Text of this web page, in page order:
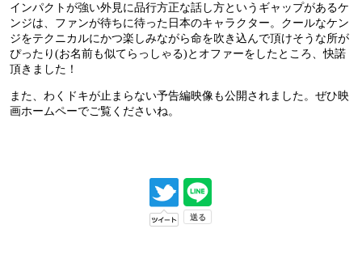
インパクトが強い外見に品行方正な話し方というギャップがあるケ
ンジは、ファンが待ちに待った日本のキャラクター。クールなケン
ジをテクニカルにかつ楽しみながら命を吹き込んで頂けそうな所が
ぴったり(お名前も似てらっしゃる)とオファーをしたところ、快諾
頂きました！
また、わくドキが止まらない予告編映像も公開されました。ぜひ映
画ホームペーでご覧くださいね。